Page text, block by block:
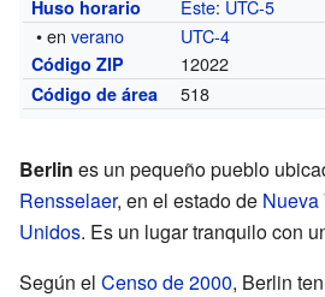
Huso horario Este: UTC-5
• enverano UTC-4
Código ZIP 12022
Código de área 518
Berlin es un pequeño pueblo
Rensselaer, en el estado de Nueva
Unidos. Es un lugar tranquilo con
Según el Censo de 2000, Berlin